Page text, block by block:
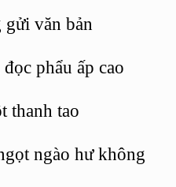
gửi văn bản
đọc phẩu ấp cao
thanh tao
ngào hư không